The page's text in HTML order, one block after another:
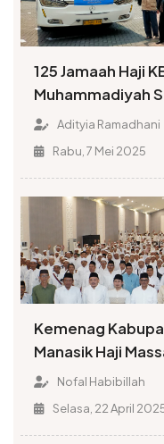
125 Jamaah Haji
Muhammadiyah
Adityia Ramadhani
Rabu, 7 Mei 2025
Kemenag
Manasik Haji
Nofal Habibillah
Selasa, 22 April